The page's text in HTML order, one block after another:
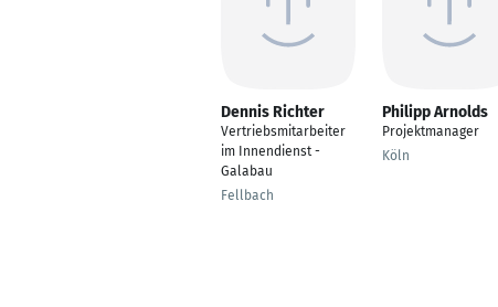
Dennis Richter
Vertriebsmitarbeiter
im Innendienst -
Galabau
Fellbach
Philipp Arnolds
Projektmanager
Köln